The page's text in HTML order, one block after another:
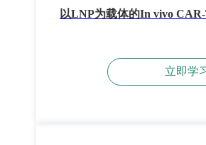
以LNP为载体的In vivo
立即学